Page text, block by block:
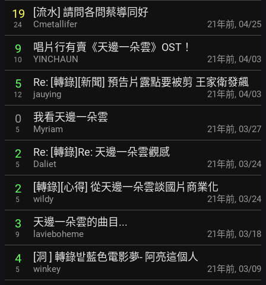
19
24
[流水] 請問各問蔡導同好
Cmetallifer 21年前, 04/25
9
10
唱片行有賣《天邊一朵雲》OST！
YINCHAUN 21年前, 04/03
5
12
Re: [轉錄][新聞] 預告片露點要被剪 王家衛發飆
jauying 21年前, 04/03
0
5
我看天邊一朵雲
Myriam 21年前, 03/27
2
5
Re: [轉錄]Re: 天邊一朵雲觀感
Daliet 21年前, 03/24
2
5
[轉錄][心得] 從天邊一朵雲談國片商業化
wildy 21年前, 03/24
3
9
天邊一朵雲的曲目...
lavieboheme 21年前, 03/18
4
5
[洞 ] 轉錄밭藍色電影夢- 阿亮這個人
winkey 21年前, 03/09